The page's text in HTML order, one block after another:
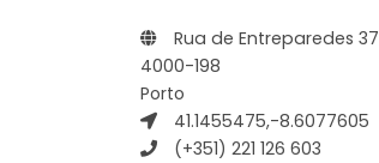
Rua de Entreparedes 37
4000-198
Porto
41.1455475,-8.6077605
(+351) 221 126 603